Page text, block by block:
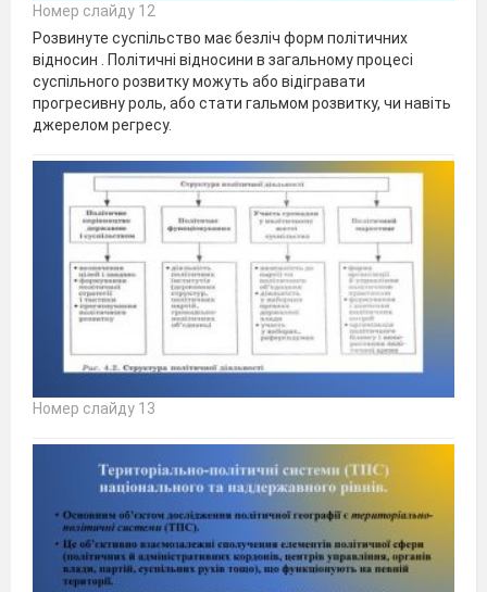
Номер слайду 12
Розвинуте суспільство має безліч форм політичних
відносин . Політичні відносини в загальному процесі
суспільного розвитку можуть або відігравати
прогресивну роль, або стати гальмом розвитку, чи навіть
джерелом регресу.
Номер слайду 13